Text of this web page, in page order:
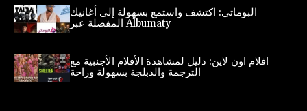
البوماتي: اكتشف واستمع بسهولة إلى أغانيك
المفضلة عبر Albumaty
افلام اون لاين: دليل لمشاهدة الأفلام الأجنبية مع
الترجمة والدبلجة بسهولة وراحة